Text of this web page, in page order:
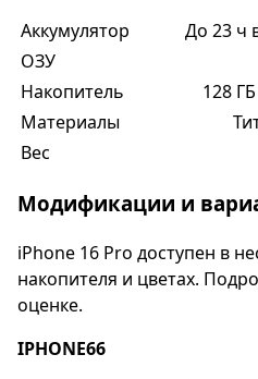
Аккумулятор
До 23 ч
ОЗУ
Накопитель
128
Материалы
Вес
Модификации и
iPhone 16 Pro доступен в
накопителя и цветах.
оценке.
IPHONE66